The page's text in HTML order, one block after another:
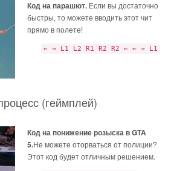
Код на парашют. Если вы достаточно
быстры, то можете вводить этот чит
прямо в полете!
← → L1 L2 R1 R2 R2 ← ← → L1
(геймплей)
Код на понижение розыска в GTA
5.Не можете оторваться от полиции?
Этот код будет отличным решением.